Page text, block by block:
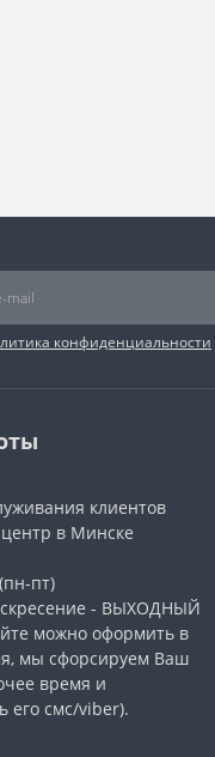
конфиденциальности
клиентов
в Минске
пт)
- ВЫХОДНЫЙ
можно оформить в
мы сфорсируем Ваш
время и
его смс/viber).